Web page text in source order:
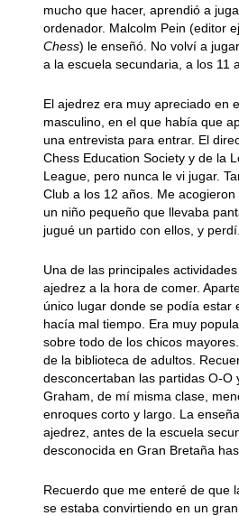
mucho que hacer, aprendió a
ordenador. Malcolm Pein (editor
Chess) le enseñó. No volví a
a la escuela secundaria, a los 11
El ajedrez era muy apreciado en
masculino, en el que había que
una entrevista para entrar. El
Chess Education Society y de la
League, pero nunca le vi jugar.
Club a los 12 años. Me
un niño pequeño que llevaba
jugué un partido con ellos, y perdí.
Una de las principales
ajedrez a la hora de comer.
único lugar donde se podía estar
hacía mal tiempo. Era muy
sobre todo de los chicos
de la biblioteca de adultos.
desconcertaban las partidas O-O
Graham, de mí misma clase,
enroques corto y largo. La
ajedrez, antes de la escuela
desconocida en Gran Bretaña
Recuerdo que me enteré de que
se estaba convirtiendo en un